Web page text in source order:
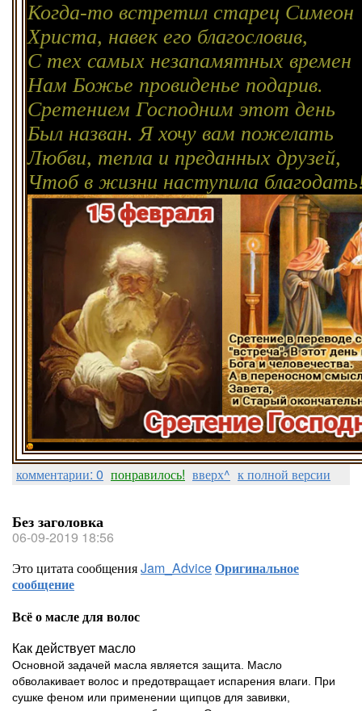
Когда-то встретил старец Симеон
Христа, навек его благословив,
С тех самых незапамятных времен
Нам Божье провиденье подарив.
Сретением Господним этот день
Был назван. Я хочу вам пожелать
Любви, тепла и преданных друзей,
Чтоб в жизни наступила
комментарии: 0 понравилось! вверх^ к полной версии
Без заголовка
06-09-2019 18:56
Это цитата сообщенияJam_AdviceОригинальное
сообщение
Всё о масле для волос
Как действует масло
Основной задачей масла является защита. Масло
обволакивает волос и предотвращает испарения влаги. При
сушке феном или применении щипцов для завивки,